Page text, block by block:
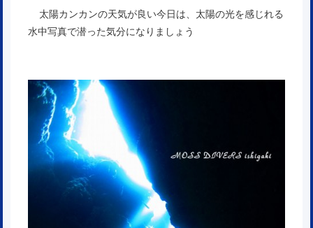
太陽カンカンの天気が良い今日は、太陽の光を感じれる
水中写真で潜った気分になりましょう